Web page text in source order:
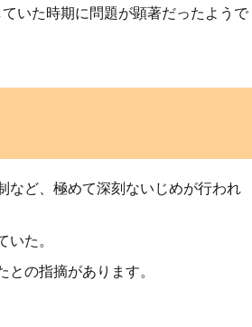
いた時期に問題が顕著だったようで
など、極めて深刻ないじめが行われ
た。
の指摘があります。